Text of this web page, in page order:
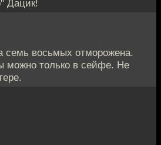
Дацик!
семь восьмых отморожена.
можно только в сейфе. Не